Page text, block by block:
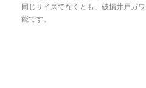
同じサイズでなくとも、破損井戸ガ
能です。